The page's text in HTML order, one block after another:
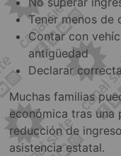
Tener menos de
Contar con
antigüedad
Declarar
Muchas familias
económica tras una
reducción de
asistencia estatal.